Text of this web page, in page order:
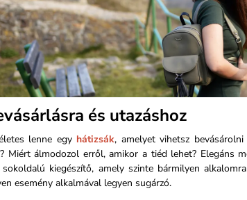
és utazáshoz
lenne egyhátizsák, amelyet vihetsz
Miért álmodozol erről, amikor a tiéd lehet? Elegáns
sokoldalú kiegészítő, amely szinte bármilyen
esemény alkalmával legyen sugárzó.